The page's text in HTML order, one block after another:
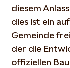
diesem
dies ist ein
Gemeinde
der die
offiziellen